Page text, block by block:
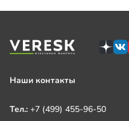
Наши контакты
Тел.: +7 (499) 455-96-50